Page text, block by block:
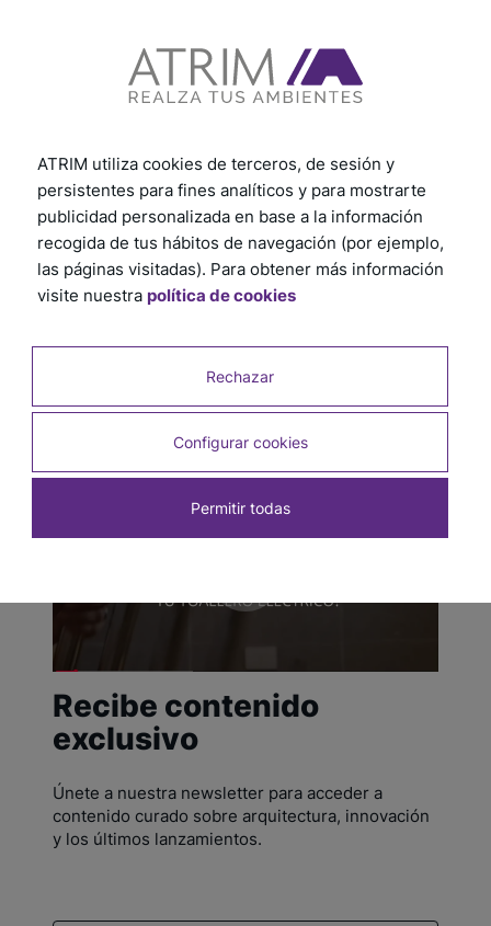
Recibe contenido
exclusivo
Únete a nuestra newsletter para acceder a
contenido curado sobre arquitectura, innovación
y los últimos lanzamientos.
ATRIM utiliza cookies de terceros, de sesión y
persistentes para fines analíticos y para mostrarte
publicidad personalizada en base a la información
recogida de tus hábitos de navegación (por ejemplo,
las páginas visitadas). Para obtener más información
visite nuestra política de cookies
Rechazar
Configurar cookies
Permitir todas